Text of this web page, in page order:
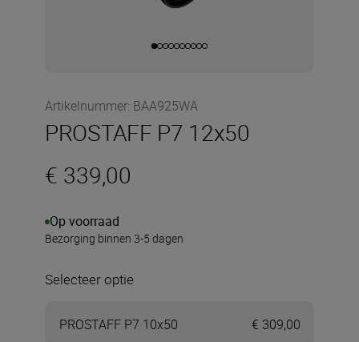
Artikelnummer: BAA925WA
PROSTAFF P7 12x50
€ 339,00
Op voorraad
Bezorging binnen 3-5 dagen
Selecteer optie
PROSTAFF P7 10x50 € 309,00